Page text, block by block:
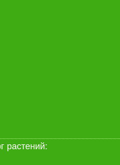
растений: